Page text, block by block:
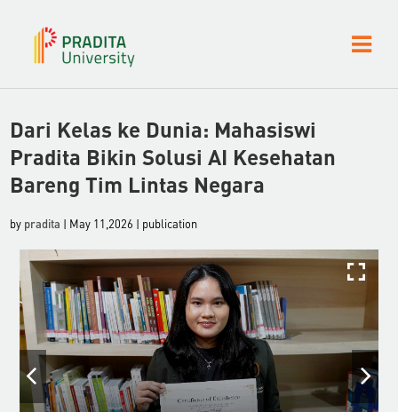
Dari Kelas ke Dunia: Mahasiswi
Pradita Bikin Solusi AI Kesehatan
Bareng Tim Lintas Negara
by pradita | May 11,2026 | publication